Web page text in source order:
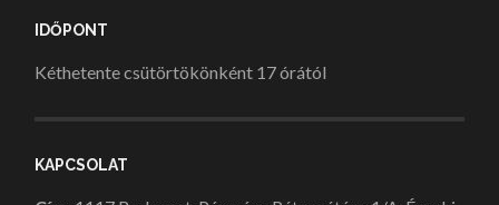
IDŐPONT
Kéthetente csütörtökönként 17 órától
KAPCSOLAT